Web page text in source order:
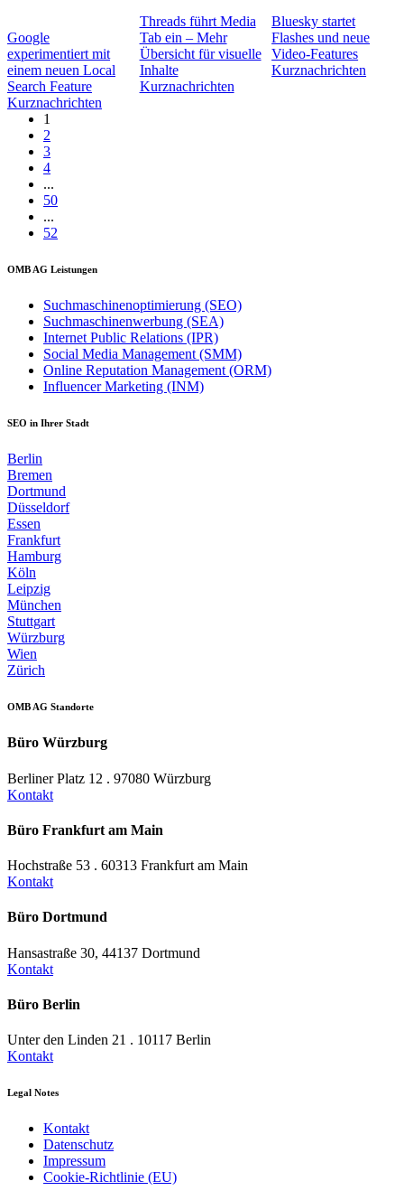
Google
experimentiert mit
einem neuen Local
Search Feature
Kurznachrichten
Threads führt Media
Tab ein – Mehr
Übersicht für visuelle
Inhalte
Kurznachrichten
Bluesky startet
Flashes und neue
Video-Features
Kurznachrichten
1
2
3
4
...
50
...
52
OMB AG Leistungen
Suchmaschinenoptimierung (SEO)
Suchmaschinenwerbung (SEA)
Internet Public Relations (IPR)
Social Media Management (SMM)
Online Reputation Management (ORM)
Influencer Marketing (INM)
SEO in Ihrer Stadt
Berlin
Bremen
Dortmund
Düsseldorf
Essen
Frankfurt
Hamburg
Köln
Leipzig
München
Stuttgart
Würzburg
Wien
Zürich
OMB AG Standorte
Büro Würzburg
Berliner Platz 12 . 97080 Würzburg
Kontakt
Büro Frankfurt am Main
Hochstraße 53 . 60313 Frankfurt am Main
Kontakt
Büro Dortmund
Hansastraße 30, 44137 Dortmund
Kontakt
Büro Berlin
Unter den Linden 21 . 10117 Berlin
Kontakt
Legal Notes
Kontakt
Datenschutz
Impressum
Cookie-Richtlinie (EU)